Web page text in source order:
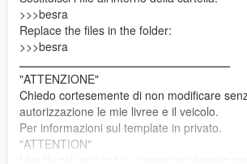
>>>besra
Replace the files in the folder:
>>>besra
ـــــــــــــــــــــــــــــــــــــــــــــــــــــــــــــــــ
"ATTENZIONE"
Chiedo cortesemente di non modificare
autorizzazione le mie livree e il veicolo.
Per informazioni sul template in privato.
"ATTENTION"